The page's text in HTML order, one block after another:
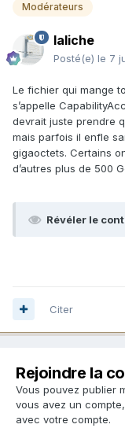
Modérateurs
laliche
Posté(e) le 7
Le fichier qui mange
s’appelle
devrait juste prendre
mais parfois il enfle
gigaoctets. Certains
d’autres plus de 500
Révéler le
Citer
Rejoindre la
Vous pouvez publier
vous avez un compte,
avec votre compte.